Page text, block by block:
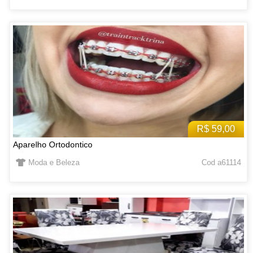
R$ 59,00
Aparelho Ortodontico
Moda e Beleza Cod a61114